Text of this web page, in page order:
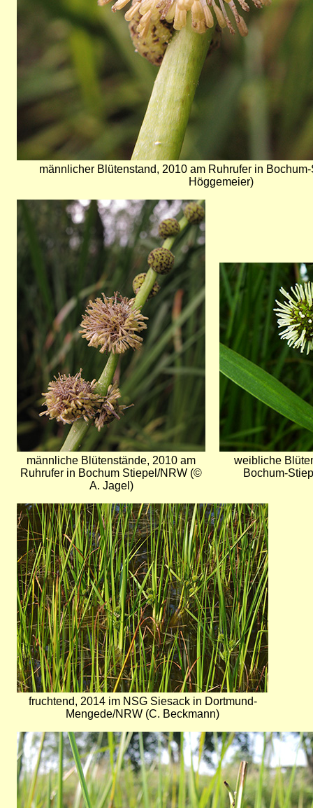
männlicher Blütenstand, 2010 am Ruhrufer in
Höggemeier)
Bild
männliche Blütenstände, 2010 am
Ruhrufer in Bochum Stiepel/NRW (©
A. Jagel)
Bild
weibliche
Bochum-
Bild
fruchtend, 2014 im NSG Siesack in Dortmund-
Mengede/NRW (C. Beckmann)
Bild